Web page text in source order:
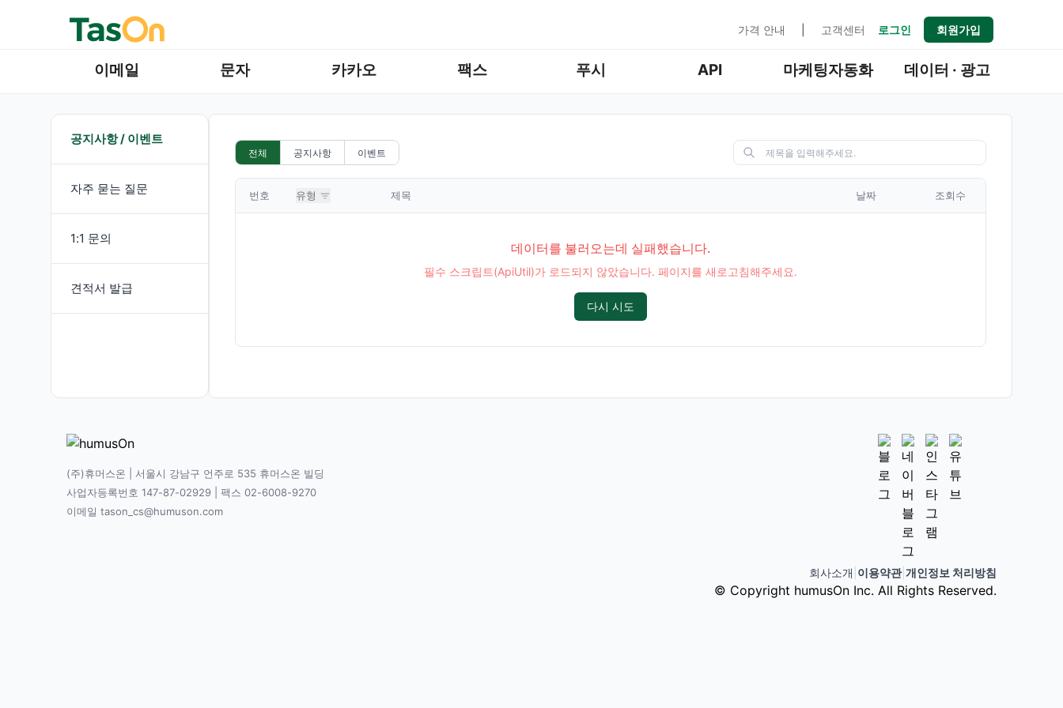
가격 안내 고객센터 로그인 회원가입
이메일 문자 카카오 팩스 푸시 API 마케팅자동화 데이터 · 광고
공지사항 / 이벤트
자주 묻는 질문
1:1 문의
견적서 발급
전체 공지사항 이벤트
번호 유형 제목 날짜 조회수
데이터를 불러오는데 실패했습니다.
필수 스크립트(ApiUtil)가 로드되지 않았습니다. 페이지를 새로고침해주세요.
다시 시도
(주)휴머스온 | 서울시 강남구 언주로 535 휴머스온 빌딩
사업자등록번호 147-87-02929 | 팩스 02-6008-9270
이메일 tason_cs@humuson.com
회사소개 이용약관| 개인정보 처리방침
© Copyright humusOn Inc. All Rights Reserved.